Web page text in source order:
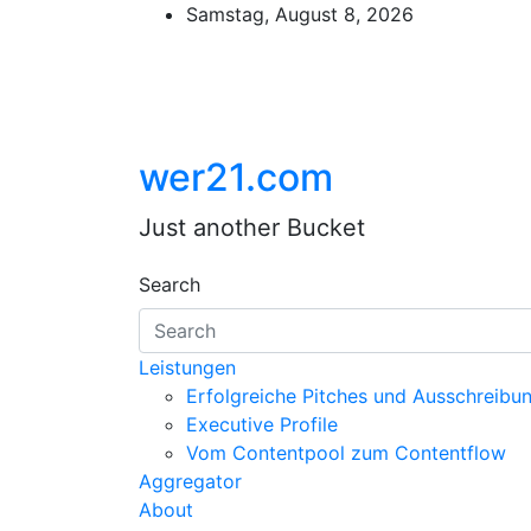
Samstag, August 8, 2026
wer21.com
Just another Bucket
Search
Leistungen
Erfolgreiche Pitches und
Executive Profile
Vom Contentpool zum Contentflow
Aggregator
About